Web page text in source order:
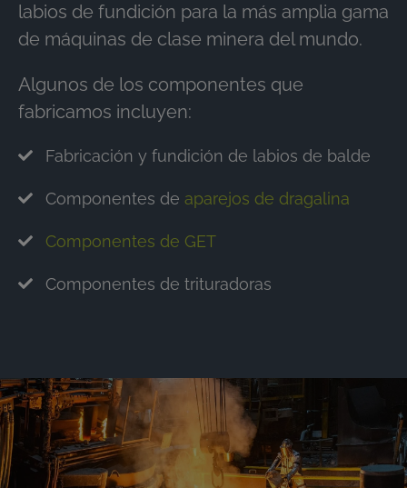
labios de fundición para la más amplia gama
de máquinas de clase minera del mundo.
Algunos de los componentes que
fabricamos incluyen:
Fabricación y fundición de labios de balde
Componentes de aparejos de dragalina
Componentes de GET
Componentes de trituradoras